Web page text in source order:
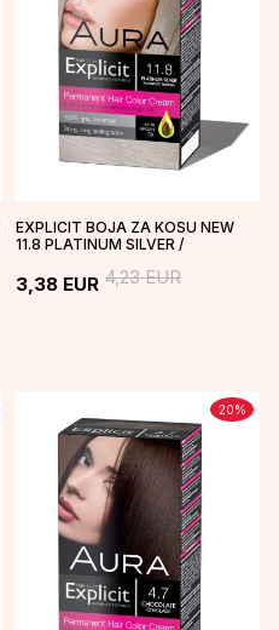
EXPLICIT BOJA ZA KOSU NEW
11.8 PLATINUM SILVER /
3,38 EUR 4,23EUR
20%